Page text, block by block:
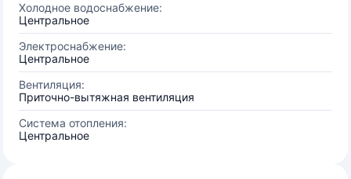
Холодное водоснабжение:
Центральное
Электроснабжение:
Центральное
Вентиляция:
Приточно-вытяжная вентиляция
Система отопления:
Центральное